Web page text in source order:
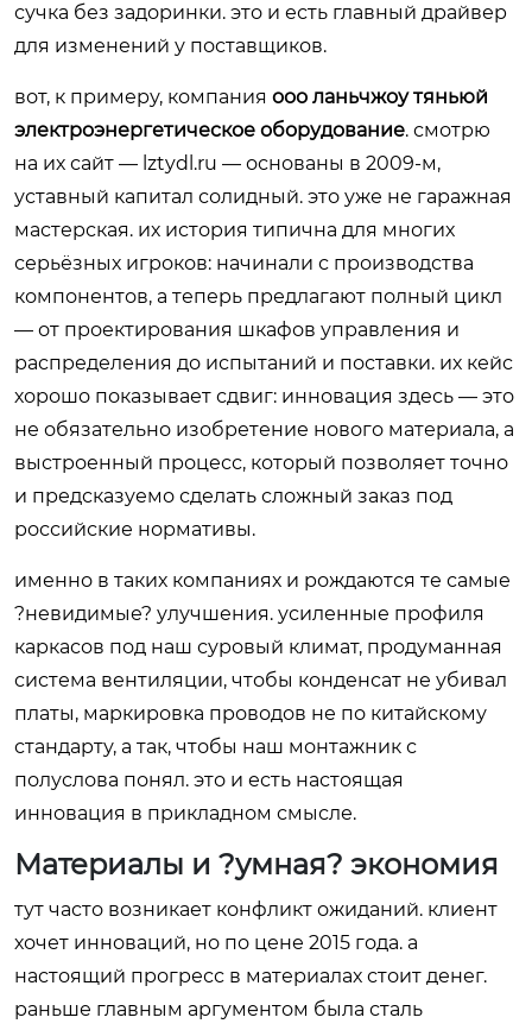
сучка без задоринки. это и есть главный драйвер
для изменений у поставщиков.
вот, к примеру, компания ооо ланьчжоу тяньюй
электроэнергетическое оборудование. смотрю
на их сайт — lztydl.ru — основаны в 2009-м,
уставный капитал солидный. это уже не гаражная
мастерская. их история типична для многих
серьёзных игроков: начинали с производства
компонентов, а теперь предлагают полный цикл
— от проектирования шкафов управления и
распределения до испытаний и поставки. их кейс
хорошо показывает сдвиг: инновация здесь — это
не обязательно изобретение нового материала, а
выстроенный процесс, который позволяет точно
и предсказуемо сделать сложный заказ под
российские нормативы.
именно в таких компаниях и рождаются те самые
?невидимые? улучшения. усиленные профиля
каркасов под наш суровый климат, продуманная
система вентиляции, чтобы конденсат не убивал
платы, маркировка проводов не по китайскому
стандарту, а так, чтобы наш монтажник с
полуслова понял. это и есть настоящая
инновация в прикладном смысле.
Материалы и ?умная? экономия
тут часто возникает конфликт ожиданий. клиент
хочет инноваций, но по цене 2015 года. а
настоящий прогресс в материалах стоит денег.
раньше главным аргументом была сталь